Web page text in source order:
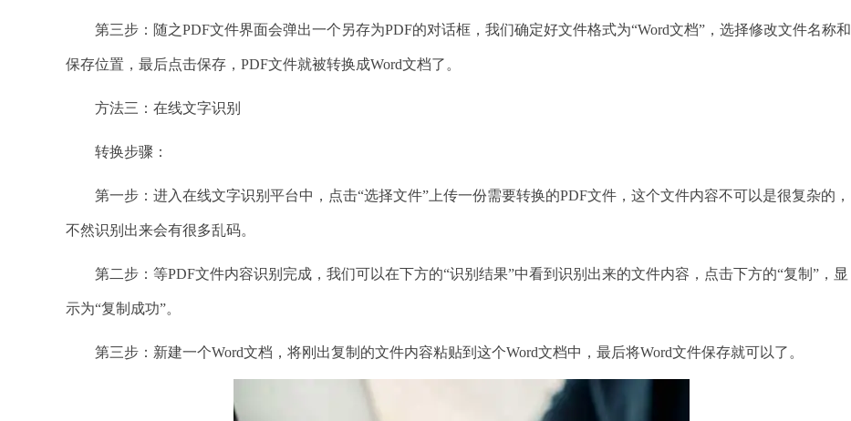
第三步：随之PDF文件界面会弹出一个另存为PDF的对话框，我们确定好文件格式为“Word文档”，选择修改文件名称和
保存位置，最后点击保存，PDF文件就被转换成Word文档了。
方法三：在线文字识别
转换步骤：
第一步：进入在线文字识别平台中，点击“选择文件”上传一份需要转换的PDF文件，这个文件内容不可以是很复杂的，
不然识别出来会有很多乱码。
第二步：等PDF文件内容识别完成，我们可以在下方的“识别结果”中看到识别出来的文件内容，点击下方的“复制”，显
示为“复制成功”。
第三步：新建一个Word文档，将刚出复制的文件内容粘贴到这个Word文档中，最后将Word文件保存就可以了。